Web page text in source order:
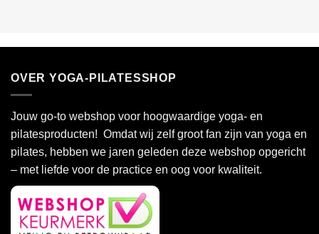
OVER YOGA-PILATESSHOP
Jouw go-to webshop voor hoogwaardige yoga- en
pilatesproducten! Omdat wij zelf groot fan zijn van yoga en
pilates, hebben we jaren geleden deze webshop opgericht
– met liefde voor de practice en oog voor kwaliteit.